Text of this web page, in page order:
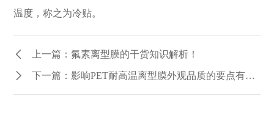
温度，称之为冷贴。
上一篇：氟素离型膜的干货知识解析！
下一篇：影响PET耐高温离型膜外观品质的要点有哪些？